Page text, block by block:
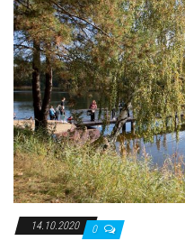
14.10.2020 0